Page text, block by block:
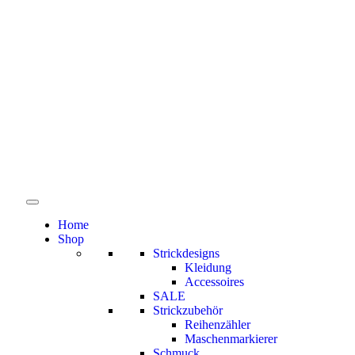
Home
Shop
Strickdesigns
Kleidung
Accessoires
SALE
Strickzubehör
Reihenzähler
Maschenmarkierer